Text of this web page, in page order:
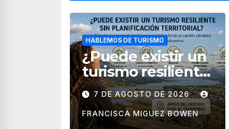
HABLEMOS DE TURISMO
¿Puede existir un
turismo resiliente
sin planificación
territorial?
7 DE AGOSTO DE 2026
FRANCISCA MIGUEZ BOWEN